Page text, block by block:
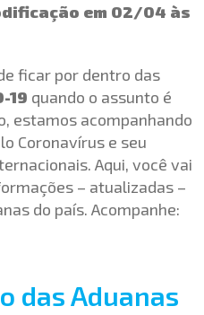
em 02/04 às
ficar por dentro das
19 quando o assunto é
estamos acompanhando
Coronavírus e seu
Aqui, você vai
– atualizadas –
do país. Acompanhe:
das Aduanas